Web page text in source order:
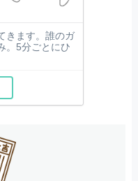
きます。誰のガ
。5分ごとにひ